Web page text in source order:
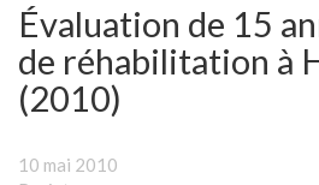
Évaluation de 15
de réhabilitation à
(2010)
10 mai 2010